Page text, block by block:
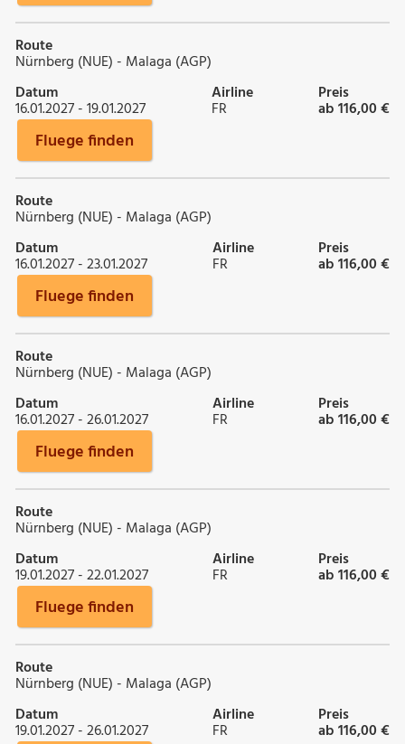
Route
Nürnberg (NUE) - Malaga (AGP)
Datum
16.01.2027 - 19.01.2027
Airline
FR
Preis
ab 116,00 €
Fluege finden
Route
Nürnberg (NUE) - Malaga (AGP)
Datum
16.01.2027 - 23.01.2027
Airline
FR
Preis
ab 116,00 €
Fluege finden
Route
Nürnberg (NUE) - Malaga (AGP)
Datum
16.01.2027 - 26.01.2027
Airline
FR
Preis
ab 116,00 €
Fluege finden
Route
Nürnberg (NUE) - Malaga (AGP)
Datum
19.01.2027 - 22.01.2027
Airline
FR
Preis
ab 116,00 €
Fluege finden
Route
Nürnberg (NUE) - Malaga (AGP)
Datum
19.01.2027 - 26.01.2027
Airline
FR
Preis
ab 116,00 €